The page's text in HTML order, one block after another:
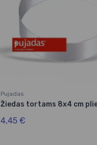
Pujadas
Žiedas tortams 8x4 cm
4,45 €